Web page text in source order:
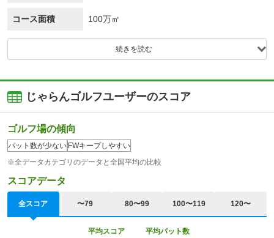
コース面積 100万㎡
続きを読む
じゃらんゴルフユーザーのスコア
ゴルフ場の傾向
パット数が少ない FWキープしやすい
※全データカテゴリのデータと全国平均の比較
スコアデータ
全スコア 〜79 80〜99 100〜119 120〜
平均スコア 平均パット数